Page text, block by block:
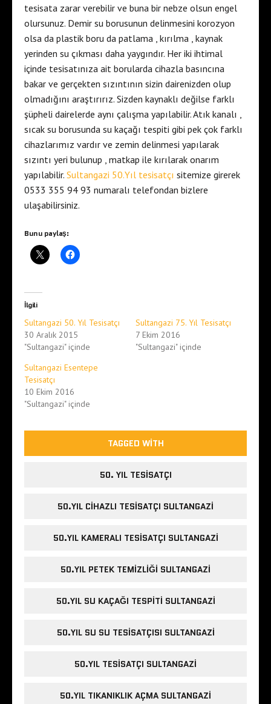
tesisata zarar verebilir ve buna bir nebze olsun engel
olursunuz. Demir su borusunun delinmesini korozyon
olsa da plastik boru da patlama , kırılma , kaynak
yerinden su çıkması daha yaygındır. Her iki ihtimal
içinde tesisatınıza ait borularda cihazla basıncına
bakar ve gerçekten sızıntının sizin dairenizden olup
olmadığını araştırırız. Sizden kaynaklı değilse farklı
şüpheli dairelerde aynı çalışma yapılabilir. Atık kanalı ,
sıcak su borusunda su kaçağı tespiti gibi pek çok farklı
cihazlarımız vardır ve zemin delinmesi yapılarak
sızıntı yeri bulunup , matkap ile kırılarak onarım
yapılabilir. Sultangazi 50.Yıl tesisatçı sitemize girerek
0533 355 94 93 numaralı telefondan bizlere
ulaşabilirsiniz.
Bunu paylaş:
İlgili
Sultangazi 50. Yıl Tesisatçı
30 Aralık 2015
"Sultangazi" içinde
Sultangazi 75. Yıl Tesisatçı
7 Ekim 2016
"Sultangazi" içinde
Sultangazi Esentepe
Tesisatçı
10 Ekim 2016
"Sultangazi" içinde
TAGGED WITH
50. YIL TESISATÇI
50.YIL CIHAZLI TESISATÇI SULTANGAZI
50.YIL KAMERALI TESISATÇI SULTANGAZI
50.YIL PETEK TEMIZLIĞI SULTANGAZI
50.YIL SU KAÇAĞI TESPITI SULTANGAZI
50.YIL SU SU TESISATÇISI SULTANGAZI
50.YIL TESISATÇI SULTANGAZI
50.YIL TIKANIKLIK AÇMA SULTANGAZI